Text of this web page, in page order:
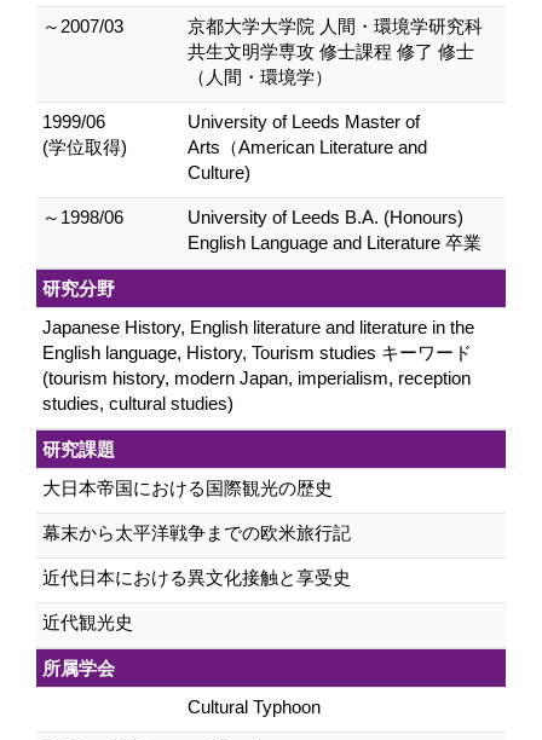
～2007/03
京都大学大学院 人間・環境学研究科
共生文明学専攻 修士課程 修了 修士
（人間・環境学）
1999/06
(学位取得)
University of Leeds Master of
Arts（American Literature and
Culture)
～1998/06
University of Leeds B.A. (Honours)
English Language and Literature 卒業
研究分野
Japanese History, English literature and literature in the
English language, History, Tourism studies キーワード
(tourism history, modern Japan, imperialism, reception
studies, cultural studies)
研究課題
大日本帝国における国際観光の歴史
幕末から太平洋戦争までの欧米旅行記
近代日本における異文化接触と享受史
近代観光史
所属学会
Cultural Typhoon